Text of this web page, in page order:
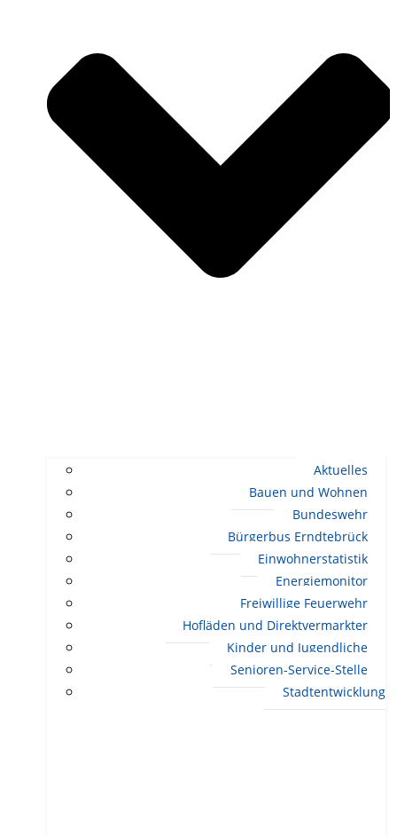
Aktuelles
Bauen und Wohnen
Bundeswehr
Bürgerbus Erndtebrück
Einwohnerstatistik
Energiemonitor
Freiwillige Feuerwehr
Hofläden und Direktvermarkter
Kinder und Jugendliche
Senioren-Service-Stelle
Stadtentwicklung